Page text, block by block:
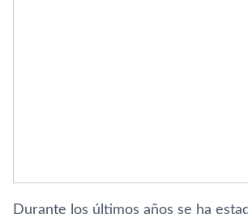
Durante los últimos años se ha